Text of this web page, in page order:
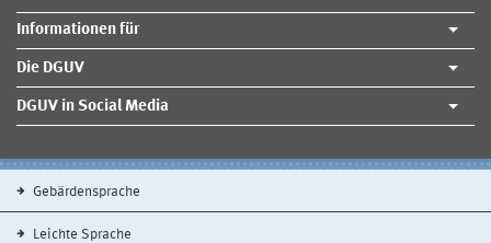
Informationen für
Die DGUV
DGUV in Social Media
Gebärdensprache
Leichte Sprache